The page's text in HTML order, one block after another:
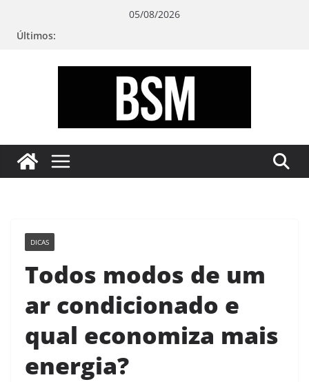
05/08/2026
Últimos:
sua
Mente
DICAS
Todos modos de um
ar condicionado e
qual economiza mais
energia?